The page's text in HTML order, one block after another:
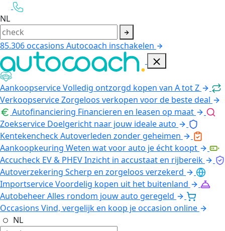
NL
85.306occasions Autocoach inschakelen
AankoopserviceVolledig ontzorgd kopen van A tot Z
VerkoopserviceZorgeloos verkopen voor de beste deal
Autofinanciering Financieren en leasen op maat
Zoekservice Doelgericht naar jouw ideale auto
KentekencheckAutoverleden zonder geheimen
Aankoopkeuring Weten wat voor auto je écht koopt
Accucheck EV & PHEVInzicht in accustaat en rijbereik
Autoverzekering Scherp en zorgeloos verzekerd
ImportserviceVoordelig kopen uit het buitenland
AutobeheerAlles rondom jouw auto geregeld
Occasions Vind, vergelijk en koop je occasion online
NL